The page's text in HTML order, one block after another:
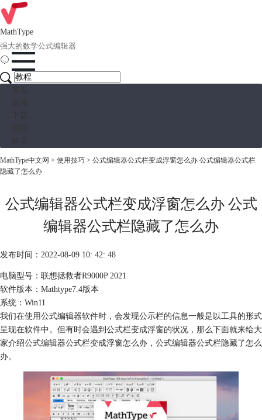
MathType
强大的数学公式编辑器
MathType中文网 > 使用技巧 > 公式编辑器公式栏变成浮窗怎么办 公式编辑器公式栏
隐藏了怎么办
公式编辑器公式栏变成浮窗怎么办 公式
编辑器公式栏隐藏了怎么办
发布时间：2022-08-09 10: 42: 48
电脑型号：联想拯救者R9000P 2021
软件版本：Mathtype7.4版本
系统：Win11
我们在使用公式编辑器软件时，会发现公示栏的信息一般是以工具的形式
呈现在软件中。但有时会遇到公式栏变成浮窗的状况，那么下面就来给大
家介绍公式编辑器公式栏变成浮窗怎么办，公式编辑器公式栏隐藏了怎么
办。